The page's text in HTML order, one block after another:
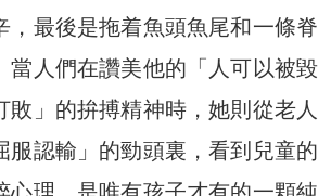
，最後是拖着魚頭魚尾和一條脊
當人們在讚美他的「人可以被毀
敗」的拚搏精神時，她則從老人
服認輸」的勁頭裏，看到兒童的